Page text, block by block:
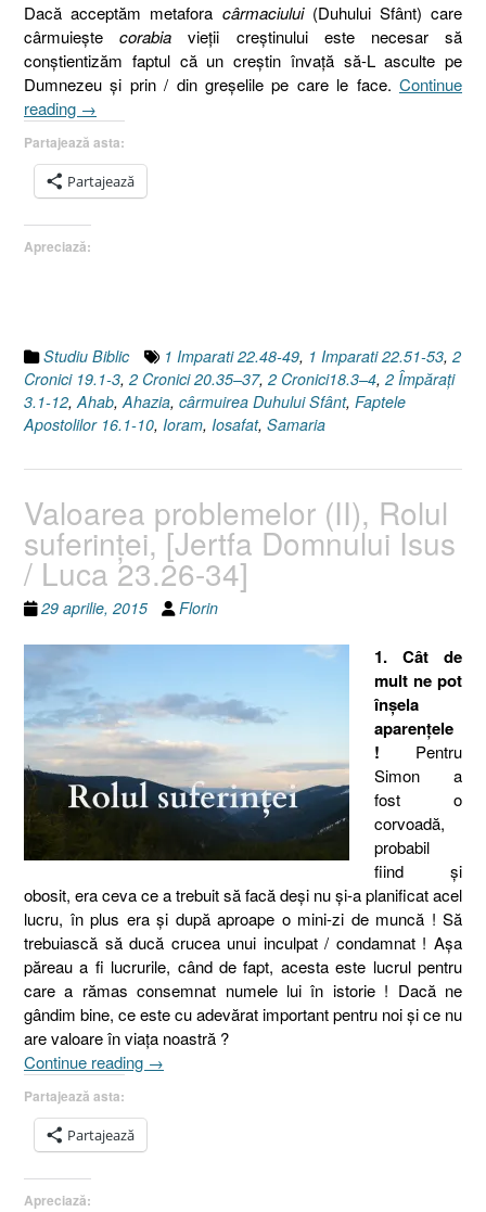
Dacă acceptăm metafora cârmaciului(Duhului Sfânt) care
cârmuieştecorabia vieţii creştinului este necesar să
conştientizăm faptul că un creştin învaţă să-L asculte pe
Dumnezeu şi prin / din greşelile pe care le face. Continue
reading „Cârmuirea
Sfânt
II.
Cum
învăţ
să
de
Dumnezeu,
prin
Duhul
?
Apostolilor
16.1-
10]”
→
Partajează asta:
Partajează
Apreciază:
Studiu Biblic 1 Imparati 22.48-49, 1 Imparati 22.51-53, 2
Cronici 19.1-3, 2 Cronici 20.35–37, 2 Cronici18.3–4, 2 Împăraţi
3.1-12,Ahab,Ahazia, cârmuirea Duhului Sfânt, Faptele
Apostolilor 16.1-10, Ioram, Iosafat, Samaria
Valoarea problemelor (II), Rolul
suferinţei, [Jertfa Domnului Isus
/ Luca 23.26-34]
29 aprilie, 2015 Florin
1. Cât de
mult ne pot
înşela
aparenţele
! Pentru
Simon a
fost o
corvoadă,
probabil
fiind şi
obosit, era ceva ce a trebuit să facă deşi nu şi-a planificat acel
lucru, în plus era şi după aproape o mini-zi de muncă ! Să
trebuiască să ducă crucea unui inculpat/ condamnat! Aşa
păreau a fi lucrurile, când de fapt, acesta este lucrul pentru
care a rămas consemnat numele lui în istorie ! Dacă ne
gândim bine, ce este cu adevărat important pentru noi şi ce nu
are valoare în viaţa noastră ?
Continue reading „Valoarea
suferinţei,
→
Partajează asta:
Partajează
Apreciază: